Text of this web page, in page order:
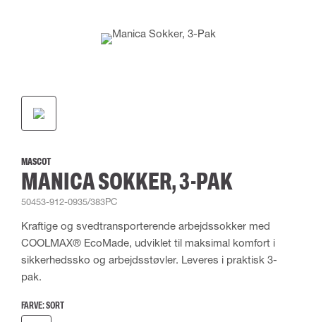
MASCOT
MANICA SOKKER, 3-PAK
50453-912-0935/383PC
Kraftige og svedtransporterende arbejdssokker med
COOLMAX® EcoMade, udviklet til maksimal komfort i
sikkerhedssko og arbejdsstøvler. Leveres i praktisk 3-
pak.
FARVE:SORT